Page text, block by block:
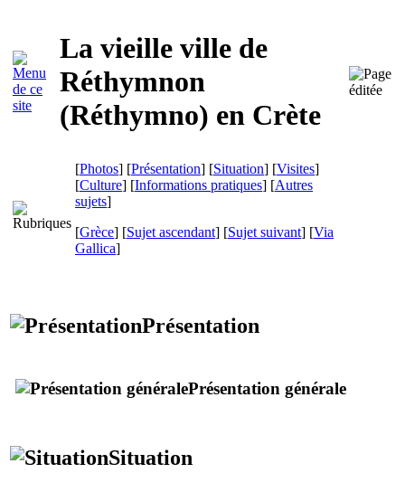
La vieille ville de
Réthymnon
(Réthymno) en Crète
[Photos] [Présentation] [Situation] [Visites]
[Culture] [Informations pratiques] [Autres
sujets]
[Grèce] [Sujet ascendant] [Sujet suivant] [Via
Gallica]
Présentation
Présentation générale
Situation